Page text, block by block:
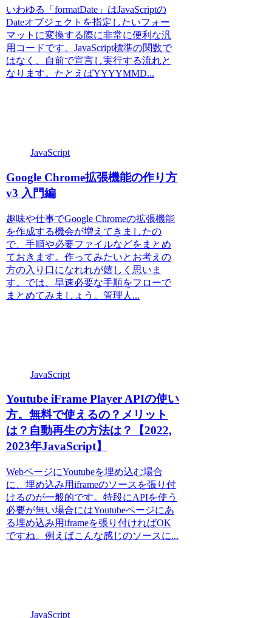
いわゆる「formatDate」はJavaScriptの
Dateオブジェクトを指定したいフォー
マットに変換する際に非常に便利な汎
用コードです。JavaScript標準の関数で
はなく、自前で宣言し実行する流れと
なります。たとえばYYYYMMD...
JavaScript
Google Chrome拡張機能の作り方
v3 入門編
趣味や仕事でGoogle Chromeの拡張機能
を作成する機会が増えてきましたの
で、手順や必要ファイルなどをまとめ
ておきます。作ってみたいとお考えの
方の入り口になれれが嬉しく思いま
す。では、早速必要な手順をフローで
まとめてみましょう。管理人...
JavaScript
Youtube iFrame Player APIの使い
方。無料で使えるの？メリット
は？自動再生の方法は？【2022,
2023年JavaScript】
WebページにYoutubeを埋め込む場合
に、埋め込み用iframeのソースを張り付
けるのが一般的です。特段にAPIを使う
必要が無い場合にはYoutubeページにあ
る埋め込み用iframeを張り付ければOK
ですね。例えばこんな感じのソースに...
JavaScript